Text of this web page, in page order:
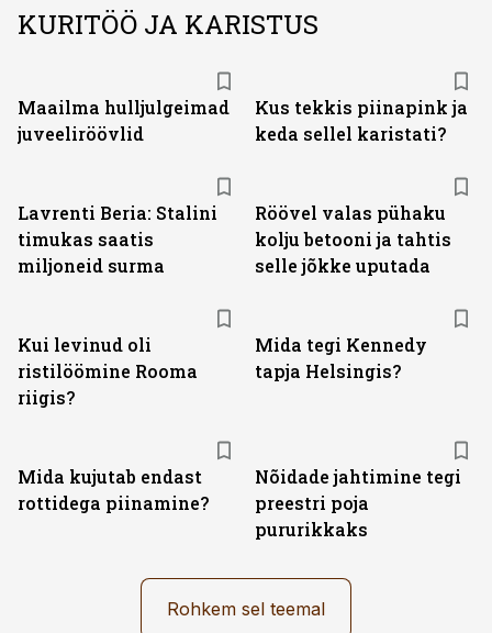
KURITÖÖ JA KARISTUS
Maailma hulljulgeimad
juveeliröövlid
Kus tekkis piinapink ja
keda sellel karistati?
Lavrenti Beria: Stalini
timukas saatis
miljoneid surma
Röövel valas pühaku
kolju betooni ja tahtis
selle jõkke uputada
Kui levinud oli
ristilöömine Rooma
riigis?
Mida tegi Kennedy
tapja Helsingis?
Mida kujutab endast
rottidega piinamine?
Nõidade jahtimine tegi
preestri poja
pururikkaks
Rohkem sel teemal